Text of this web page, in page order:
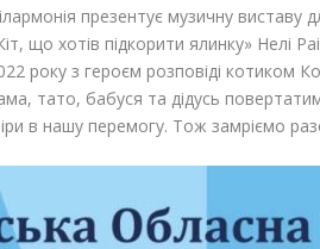
презентує музичну виставу
що хотів підкорити ялинку» Нелі
року з героєм розповіді котиком
тато, бабуся та дідусь
в нашу перемогу. Тож замріємо